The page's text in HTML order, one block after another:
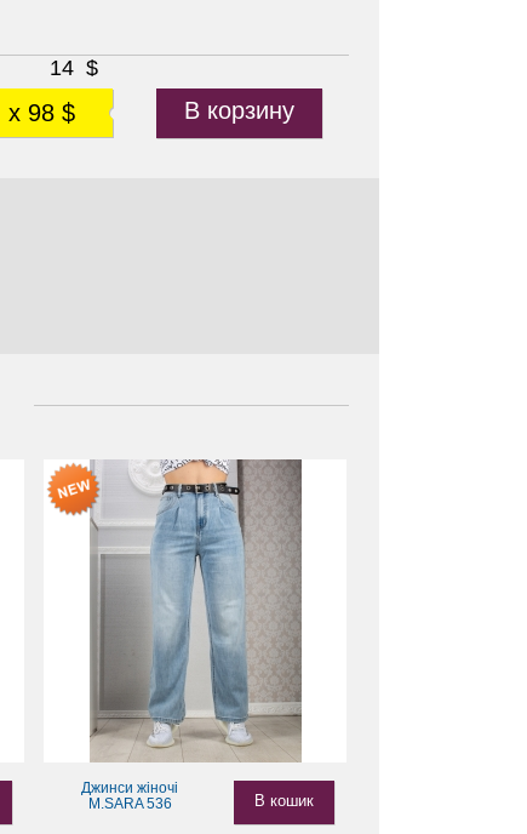
x 98 $ В корзину
14 $
Джинси жіночі
M.SARA 536
В кошик